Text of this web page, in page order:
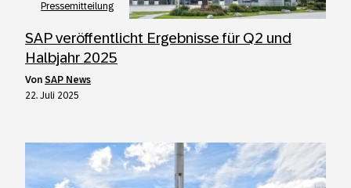
Pressemitteilung
SAP veröffentlicht Ergebnisse für Q2 und
Halbjahr 2025
von SAP News
22. Juli 2025